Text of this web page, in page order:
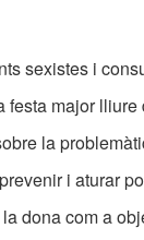
sexistes i
major
la
i aturar
dona com a